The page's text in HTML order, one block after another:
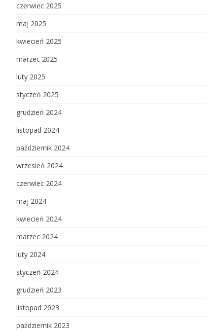
czerwiec 2025
maj 2025
kwiecień 2025
marzec 2025
luty 2025
styczeń 2025
grudzień 2024
listopad 2024
październik 2024
wrzesień 2024
czerwiec 2024
maj 2024
kwiecień 2024
marzec 2024
luty 2024
styczeń 2024
grudzień 2023
listopad 2023
październik 2023